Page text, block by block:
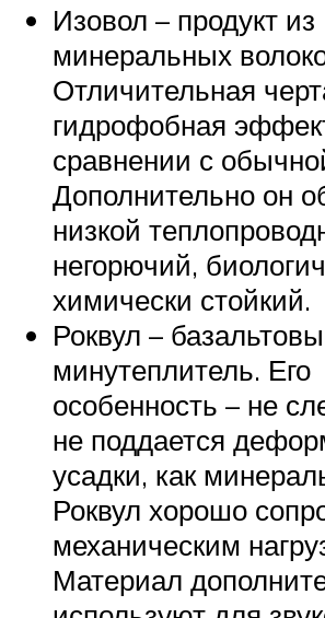
Изовол – продукт из
минеральных
Отличительная
гидрофобная
сравнении с
Дополнительно он
низкой
негорючий,
химически стойкий.
Роквул –
минутеплитель. Его
особенность – не
не поддается
усадки, как
Роквул хорошо
механическим
Материал